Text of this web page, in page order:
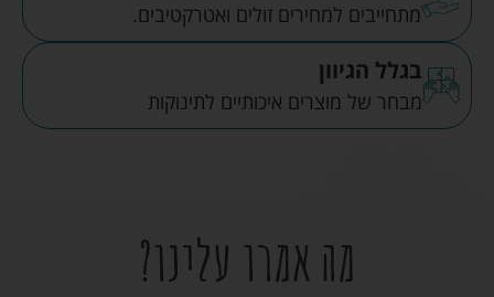
מתחייבים למחירים זולים ואטרקטיבים.
בגלל הגיוון
מבחר של מוצרים איכותיים לתינוקות
מה אמרו עלינו?